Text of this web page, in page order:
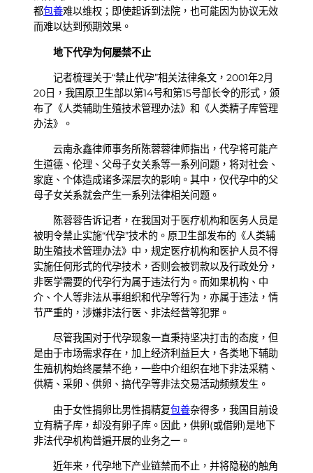
都包養难以维权；即使起诉到法院，也可能因为协议无效
而难以达到预期效果。
地下代孕为何屡禁不止
记者梳理关于“禁止代孕”相关法律条文，2001年2月
20日，我国原卫生部以第14号和第15号部长令的形式，颁
布了《人类辅助生殖技术管理办法》和《人类精子库管理
办法》。
云南永鑫律师事务所陈蓉蓉律师指出，代孕将可能产
生道德、伦理、父母子女关系等一系列问题，将对社会、
家庭、个体造成诸多深层次的影响。其中，仅代孕中的父
母子女关系就会产生一系列法律相关问题。
陈蓉蓉告诉记者，在我国对于医疗机构和医务人员是
被明令禁止实施“代孕”技术的。原卫生部发布的《人类辅
助生殖技术管理办法》中，规定医疗机构和医护人员不得
实施任何形式的代孕技术，否则会被罚款以及行政处分，
非医学需要的代孕行为属于违法行为。而如果机构、中
介、个人等非法从事组织和代孕等行为，亦属于违法，情
节严重的，涉嫌非法行医、非法经营等犯罪。
尽管我国对于代孕现象一直秉持坚决打击的态度，但
是由于市场需求存在，加上经济利益巨大，各类地下辅助
生殖机构始终屡禁不绝，一些中介组织在地下非法采精、
供精、采卵、供卵、搞代孕等非法交易活动频频发生。
由于女性捐卵比男性捐精复包養杂得多，我国目前设
立有精子库，却没有卵子库。因此，供卵(或借卵)是地下
非法代孕机构普遍开展的业务之一。
近年来，代孕地下产业链禁而不止，并将隐秘的触角